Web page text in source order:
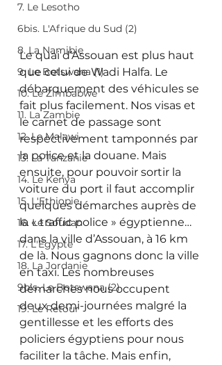
7. Le Lesotho
6bis. L'Afrique du Sud (2)
8. La Namibie
9. Le Botswana (1)
10. Le Zimbabwe
11. La Zambie
12. Le Malawi
13. La Tanzanie
14. Le Kenya
15. L'Ethiopie
16. Le Soudan
17. L'Egypte
18. La Jordanie
9bis. Le Botswana (2)
19. Le Retour
Le quai d’Assouan est plus haut
que celui de Wadi Halfa. Le
débarquement des véhicules se
fait plus facilement. Nos visas et
le carnet de passage sont
respectivement tamponnés par
la police et la douane. Mais
ensuite, pour pouvoir sortir la
voiture du port il faut accomplir
quelques démarches auprès de
la « traffic police » égyptienne…
dans la ville d’Assouan, à 16 km
de là. Nous gagnons donc la ville
en taxi. Les nombreuses
démarches nous occupent
deux demi-journées malgré la
gentillesse et les efforts des
policiers égyptiens pour nous
faciliter la tâche. Mais enfin,